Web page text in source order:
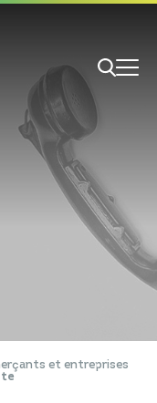
et entreprises